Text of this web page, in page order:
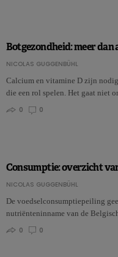
Botgezondheid: meer dan
NICOLAS GUGGENBÜHL
Calcium en vitamine D zijn
die een rol spelen. Het gaat niet
0
0
Consumptie: overzicht
NICOLAS GUGGENBÜHL
De voedselconsumptiepeiling
nutriënteninname van de
0
0